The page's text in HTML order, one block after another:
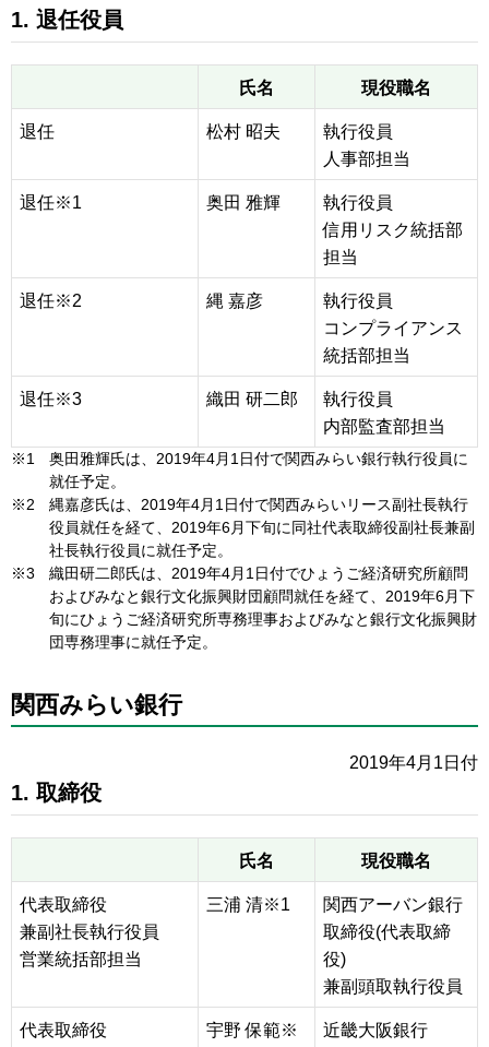
1. 退任役員
氏名 現役職名
退任 松村 昭夫
執行役員
人事部担当
退任※1 奥田 雅輝
執行役員
信用リスク統括部
担当
退任※2 縄 嘉彦
執行役員
コンプライアンス
統括部担当
退任※3 織田 研二郎
執行役員
内部監査部担当
※1
奥田雅輝氏は、2019年4月1日付で関西みらい銀行執行役員に
就任予定。
※2
縄嘉彦氏は、2019年4月1日付で関西みらいリース副社長執行
役員就任を経て、2019年6月下旬に同社代表取締役副社長兼副
社長執行役員に就任予定。
※3
織田研二郎氏は、2019年4月1日付でひょうご経済研究所顧問
およびみなと銀行文化振興財団顧問就任を経て、2019年6月下
旬にひょうご経済研究所専務理事およびみなと銀行文化振興財
団専務理事に就任予定。
関西みらい銀行
2019年4月1日付
1. 取締役
氏名 現役職名
代表取締役
兼副社長執行役員
営業統括部担当
三浦 清※1
関西アーバン銀行
取締役(代表取締
役)
兼副頭取執行役員
代表取締役
宇野 保範※
近畿大阪銀行